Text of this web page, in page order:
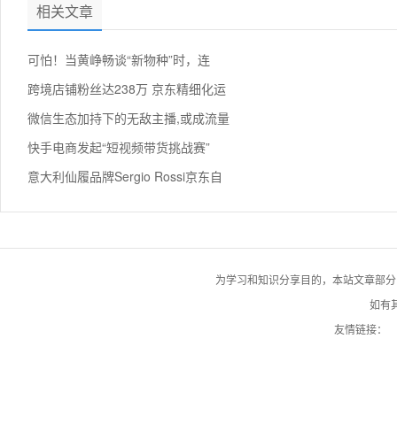
相关文章
可怕！当黄峥畅谈“新物种”时，连
跨境店铺粉丝达238万 京东精细化运
微信生态加持下的无敌主播,或成流量
快手电商发起“短视频带货挑战赛”
意大利仙履品牌Sergio Rossi京东自
为学习和知识分享目的，本站文章部
如有
友情链接：